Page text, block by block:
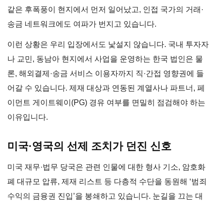
같은 후폭풍이 현지에서 먼저 일어났고, 인접 국가의 거래·
송금 네트워크에도 여파가 번지고 있습니다.
이런 상황은 우리 입장에서도 낯설지 않습니다. 국내 투자자
나 교민, 동남아 현지에서 사업을 운영하는 한국 법인은 물
론, 해외결제·송금 서비스 이용자까지 직·간접 영향권에 들
어갈 수 있습니다. 제재 대상과 연동된 계열사나 파트너, 페
이먼트 게이트웨이(PG) 경유 여부를 면밀히 점검해야 하는
이유입니다.
미국·영국의 선제 조치가 던진 신호
미국 재무·법무 당국은 관련 인물에 대한 형사 기소, 암호화
폐 대규모 압류, 제재 리스트 등 다층적 수단을 동원해 ‘범죄
수익의 금융권 진입’을 봉쇄하고 있습니다. 눈길을 끄는 대